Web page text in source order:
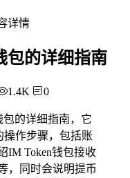
详情
包的详细指南
1.4K 0
包的详细指南，它
操作步骤，包括账
IM Token钱包接收
，同时会说明提币